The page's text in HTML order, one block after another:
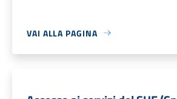
VAI ALLA PAGINA